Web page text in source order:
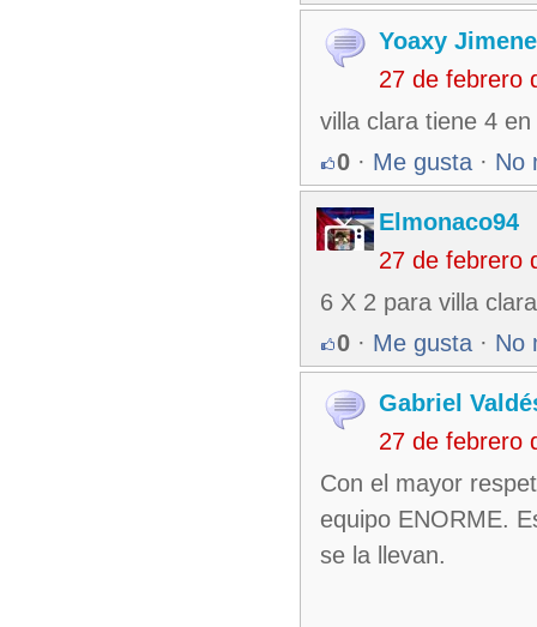
Yoaxy
27 de febrero
villa clara tiene 4
0 · Me gusta · No
Elmonaco94
27 de febrero
6 X 2 para villa clara
0 · Me gusta · No
Gabriel
27 de febrero
Con el mayor
equipo ENORME.
se la llevan.